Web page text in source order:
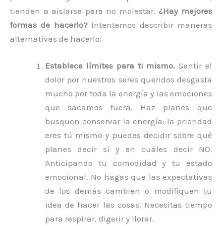
tienden a aislarse para no molestar.¿Hay mejores
formas de hacerlo?Intentemos describir maneras
alternativas de hacerlo:
Establece límites para ti mismo. Sentir el
dolor por nuestros seres queridos desgasta
mucho por toda la energía y las emociones
que sacamos fuera. Haz planes que
busquen conservar la energía: la prioridad
eres tú mismo y puedes decidir sobre qué
planes decir sí y en cuáles decir NO.
Anticipando tu comodidad y tu estado
emocional. No hagas que las expectativas
de los demás cambien o modifiquen tu
idea de hacer las cosas. Necesitas tiempo
para respirar, digerir y llorar.